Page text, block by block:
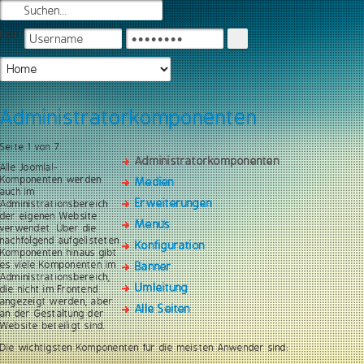
Login
Administratorkomponenten
Administratorkomponenten
Medien
Erweiterungen
Menüs
Konfiguration
Banner
Umleitung
Alle Seiten
Seite 1 von 7
Alle Joomla!-
Komponenten werden
auch im
Administrationsbereich
der eigenen Website
verwendet. Über die
nachfolgend aufgelisteten
Komponenten hinaus gibt
es viele Komponenten im
Administrationsbereich,
die nicht im Frontend
angezeigt werden, aber
an der Gestaltung der
Website beteiligt sind.
Die wichtigsten Komponenten für die meisten Anwender sind: